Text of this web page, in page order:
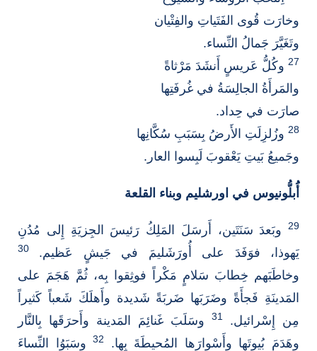
وخارَت قُوى الفَتَياتِ والفِتْيان
وتَغَيَّرَ جَمالُ النِّساء.
27 وكُلُّ عَريسٍ أَنشَدَ مَرْثاةً
والمَرأَةُ الجالِسَةُ في غُرفَتِها
صارَت في حِداد.
28 وزُلزِلَتِ الأَرضُ بِسَبَبِ سُكَّانِها
وجَميعُ بَيتِ يَعْقوبَ لَبِسوا العار.
أَُبلُّونيوس في اورشليم وبناء القلعة
29
وبَعدَ سَنَتَين، أَرسَلَ المَلِكُ رَئيسَ الجِزيَةِ إِلى مُدُنِ
يَهوذا، فوَفَدَ على أُورَشَليمَ في جَيشٍ عَظيم.
30
وخاطَبَهم خِطابَ سَلامٍ مَكْراً فوثِقوا بِه، ثُمَّ هَجَمَ على
المَدينَةِ فَجأَةً وضَرَبَها ضَربَةً شَديدة وأَهلَكَ شَعباً كَثيراً
مِن إِسْرائيل.
31
وسَلَبَ غَنائِمَ المَدينة وأَحرَقَها بِالنَّار
وهَدَمَ بُيوتَها وأَسْوارَها المُحيطَةَ بِها.
32وسَبَوُا النِّساءَ